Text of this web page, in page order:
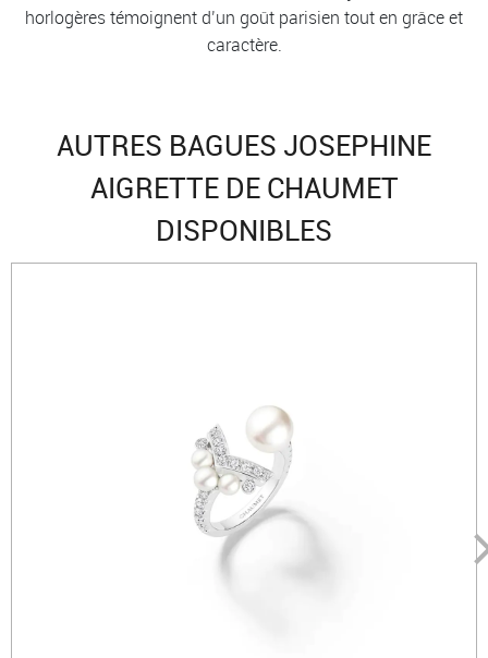
horlogères témoignent d’un goût parisien tout en grâce et
caractère.
AUTRES BAGUES JOSEPHINE
AIGRETTE DE CHAUMET
DISPONIBLES